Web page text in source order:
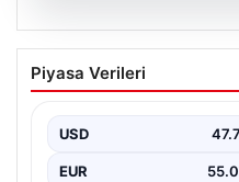
Serdal Adalı’dan
iddialarına net
Beşiktaş Kulübü Başkanı
yer alan…
Piyasa Verileri
USD
EUR